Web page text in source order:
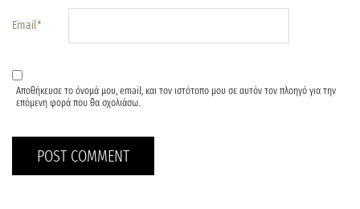
Email*
Αποθήκευσε το όνομά μου, email, και τον ιστότοπο μου σε αυτόν τον πλοηγό για την
επόμενη φορά που θα σχολιάσω.